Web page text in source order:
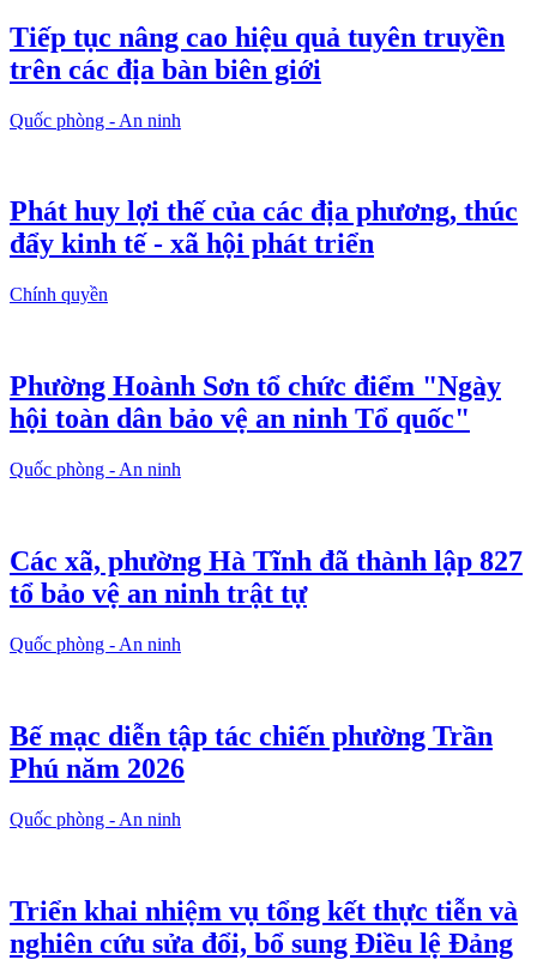
Tiếp tục nâng cao hiệu quả tuyên truyền
trên các địa bàn biên giới
Quốc phòng - An ninh
Phát huy lợi thế của các địa phương, thúc
đẩy kinh tế - xã hội phát triển
Chính quyền
Phường Hoành Sơn tổ chức điểm "Ngày
hội toàn dân bảo vệ an ninh Tổ quốc"
Quốc phòng - An ninh
Các xã, phường Hà Tĩnh đã thành lập 827
tổ bảo vệ an ninh trật tự
Quốc phòng - An ninh
Bế mạc diễn tập tác chiến phường Trần
Phú năm 2026
Quốc phòng - An ninh
Triển khai nhiệm vụ tổng kết thực tiễn và
nghiên cứu sửa đổi, bổ sung Điều lệ Đảng